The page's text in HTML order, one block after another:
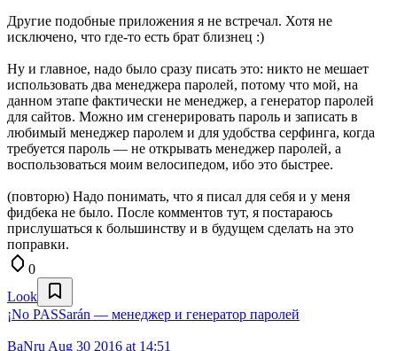
Другие подобные приложения я не встречал. Хотя не
исключено, что где-то есть брат близнец :)
Ну и главное, надо было сразу писать это: никто не мешает
использовать два менеджера паролей, потому что мой, на
данном этапе фактически не менеджер, а генератор паролей
для сайтов. Можно им сгенерировать пароль и записать в
любимый менеджер паролем и для удобства серфинга, когда
требуется пароль — не открывать менеджер паролей, а
воспользоваться моим велосипедом, ибо это быстрее.
(повторю) Надо понимать, что я писал для себя и у меня
фидбека не было. После комментов тут, я постараюсь
прислушаться к большинству и в будущем сделать на это
поправки.
0
Look
¡No PASSarán — менеджер и генератор паролей
BaNru Aug 30 2016 at 14:51